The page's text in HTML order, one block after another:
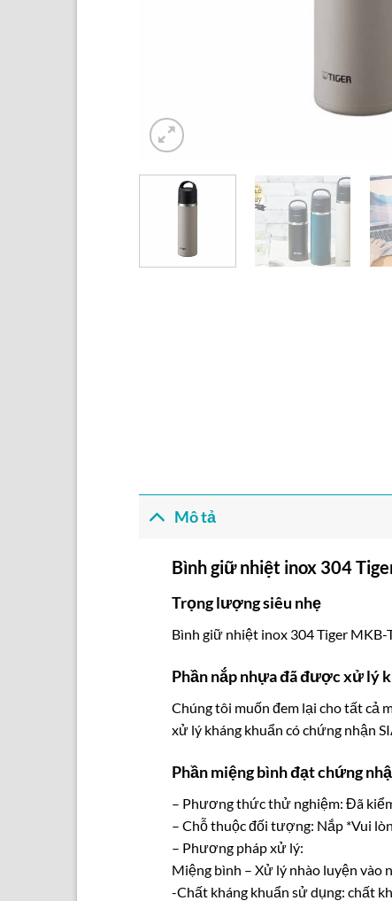
Mô tả
Bình giữ nhiệt inox 304
Trọng lượng siêu nhẹ
Bình giữ nhiệt inox 304 Tiger
Phần nắp nhựa đã được xử lý
Chúng tôi muốn đem lại cho tất cả
xử lý kháng khuẩn có chứng nhận
Phần miệng bình đạt chứng
– Phương thức thử nghiệm: Đã
– Chỗ thuộc đối tượng: Nắp *Vui
– Phương pháp xử lý:
Miệng bình – Xử lý nhào luyện vào
-Chất kháng khuẩn sử dụng: chất